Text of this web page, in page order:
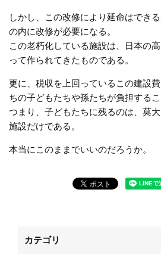
しかし、この改修により延命はでき
の内に改修が必要になる。
この老朽化している施設は、日本の
って作られてきたものである。
更に、税収を上回っているこの建設
ちの子どもたちや孫たちが負担するこ
つまり、子どもたちに残るのは、莫
施設だけである。
本当にこのままでいいのだろうか。
カテゴリ